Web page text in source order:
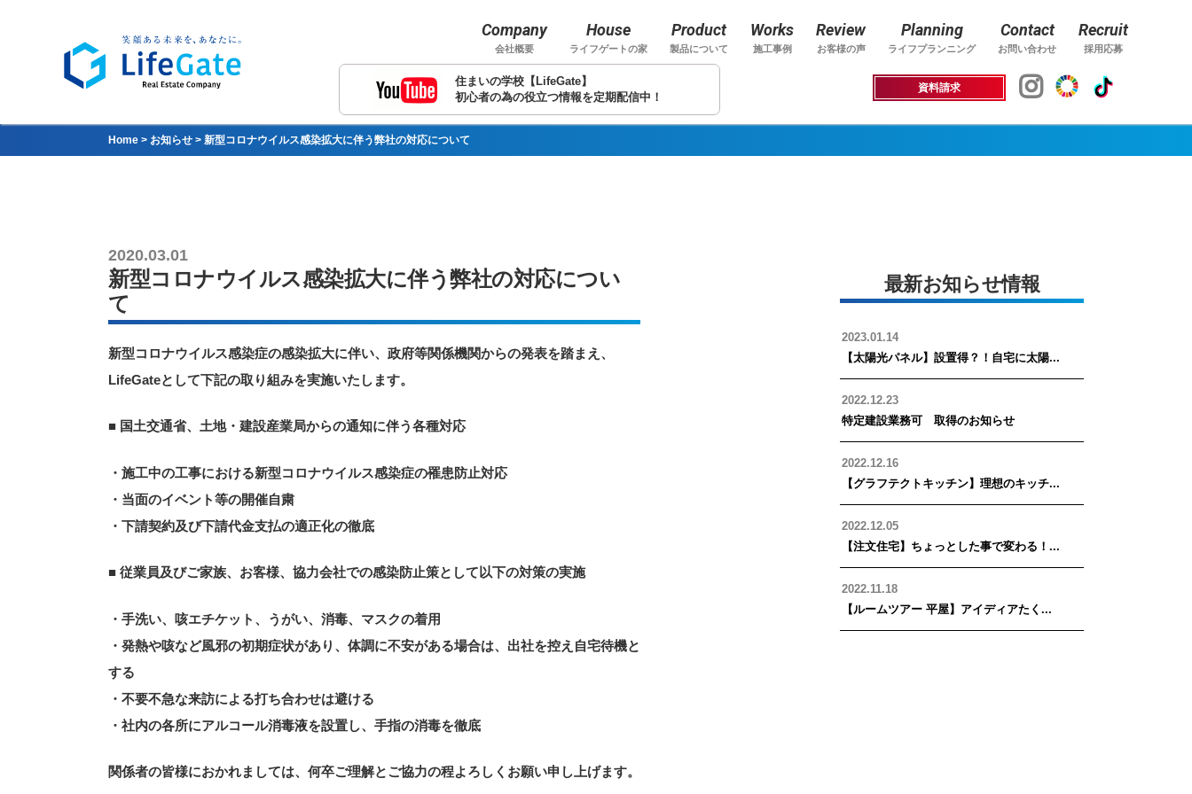
Company
会社概要
House
ライフゲートの家
Product
製品について
Works
施工事例
Review
お客様の声
Planning
ライフプランニング
Contact
お問い合わせ
Recruit
採用応募
資料請求
住まいの学校【LifeGate】
初心者の為の役立つ情報を定期配信中！
Home > お知らせ > 新型コロナウイルス感染拡大に伴う弊社の対応について
2020.03.01
新型コロナウイルス感染拡大に伴う弊社の対応につい
て
新型コロナウイルス感染症の感染拡大に伴い、政府等関係機関からの発表を踏まえ、
LifeGateとして下記の取り組みを実施いたします。
■ 国土交通省、土地・建設産業局からの通知に伴う各種対応
・施工中の工事における新型コロナウイルス感染症の罹患防止対応
・当面のイベント等の開催自粛
・下請契約及び下請代金支払の適正化の徹底
■ 従業員及びご家族、お客様、協力会社での感染防止策として以下の対策の実施
・手洗い、咳エチケット、うがい、消毒、マスクの着用
・発熱や咳など風邪の初期症状があり、体調に不安がある場合は、出社を控え自宅待機と
する
・不要不急な来訪による打ち合わせは避ける
・社内の各所にアルコール消毒液を設置し、手指の消毒を徹底
関係者の皆様におかれましては、何卒ご理解とご協力の程よろしくお願い申し上げます。
最新お知らせ情報
2023.01.14
【太陽光パネル】設置得？！自宅に太陽...
2022.12.23
特定建設業務可 取得のお知らせ
2022.12.16
【グラフテクトキッチン】理想のキッチ...
2022.12.05
【注文住宅】ちょっとした事で変わる！...
2022.11.18
【ルームツアー 平屋】アイディアたく...